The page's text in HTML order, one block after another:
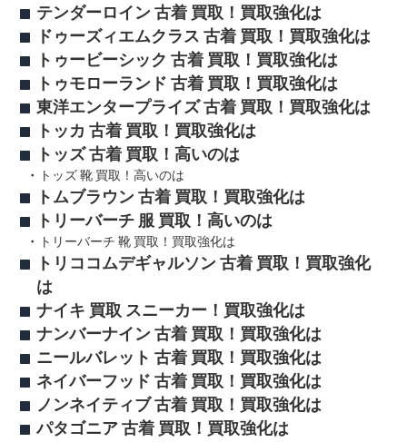
テンダーロイン 古着 買取！買取強化は
ドゥーズィエムクラス 古着 買取！買取強化は
トゥービーシック 古着 買取！買取強化は
トゥモローランド 古着 買取！買取強化は
東洋エンタープライズ 古着 買取！買取強化は
トッカ 古着 買取！買取強化は
トッズ 古着 買取！高いのは
トッズ 靴 買取！高いのは
トムブラウン 古着 買取！買取強化は
トリーバーチ 服 買取！高いのは
トリーバーチ 靴 買取！買取強化は
トリココムデギャルソン 古着 買取！買取強化
は
ナイキ 買取 スニーカー！買取強化は
ナンバーナイン 古着 買取！買取強化は
ニールバレット 古着 買取！買取強化は
ネイバーフッド 古着 買取！買取強化は
ノンネイティブ 古着 買取！買取強化は
パタゴニア 古着 買取！買取強化は